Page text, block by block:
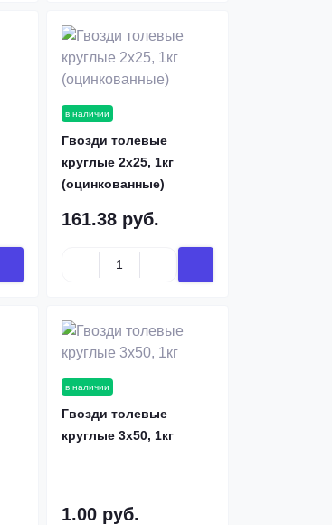
в наличии
Гвозди толевые
круглые 2х25, 1кг
(оцинкованные)
161.38 руб.
в наличии
Гвозди толевые
круглые 3х50, 1кг
1.00 руб.